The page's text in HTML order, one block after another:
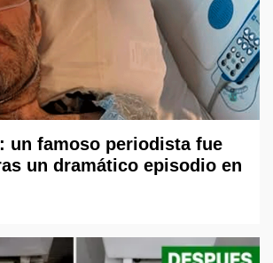
un famoso periodista fue
un dramático episodio en